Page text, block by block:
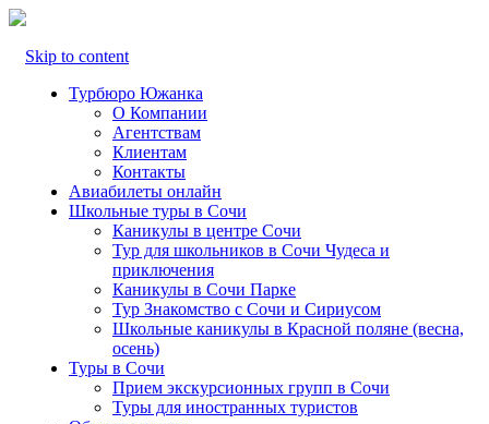
Skip to content
Турбюро Южанка
О Компании
Агентствам
Клиентам
Контакты
Авиабилеты онлайн
Школьные туры в Сочи
Каникулы в центре Сочи
Тур для школьников в Сочи Чудеса и
приключения
Каникулы в Сочи Парке
Тур Знакомство с Сочи и Сириусом
Школьные каникулы в Красной поляне (весна,
осень)
Туры в Сочи
Прием экскурсионных групп в Сочи
Туры для иностранных туристов